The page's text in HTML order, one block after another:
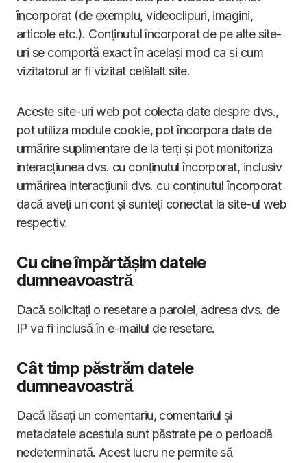
încorporat (de exemplu, videoclipuri, imagini,
articole etc.). Conținutul încorporat de pe alte site-
uri se comportă exact în același mod ca și cum
vizitatorul ar fi vizitat celălalt site.
Aceste site-uri web pot colecta date despre dvs.,
pot utiliza module cookie, pot încorpora date de
urmărire suplimentare de la terți și pot monitoriza
interacțiunea dvs. cu conținutul încorporat, inclusiv
urmărirea interacțiunii dvs. cu conținutul încorporat
dacă aveți un cont și sunteți conectat la site-ul web
respectiv.
Cu cine împărtășim datele
dumneavoastră
Dacă solicitați o resetare a parolei, adresa dvs. de
IP va fi inclusă în e-mailul de resetare.
Cât timp păstrăm datele
dumneavoastră
Dacă lăsați un comentariu, comentariul și
metadatele acestuia sunt păstrate pe o perioadă
nedeterminată. Acest lucru ne permite să